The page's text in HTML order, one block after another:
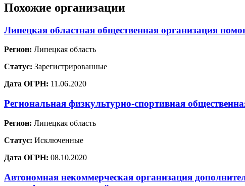
Похожие организации
Липецкая областная общественная организация
Регион: Липецкая область
Статус: Зарегистрированные
Дата ОГРН: 11.06.2020
Региональная физкультурно-спортивная
Регион: Липецкая область
Статус: Исключенные
Дата ОГРН: 08.10.2020
Автономная некоммерческая организация